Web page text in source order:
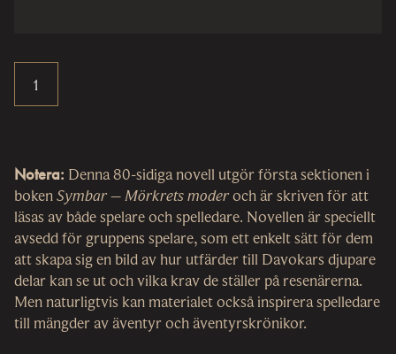
Notera: Denna 80-sidiga novell utgör första sektionen i
bokenSymbar – Mörkrets moderoch är skriven för att
läsas av både spelare och spelledare. Novellen är speciellt
avsedd för gruppens spelare, som ett enkelt sätt för dem
att skapa sig en bild av hur utfärder till Davokars djupare
delar kan se ut och vilka krav de ställer på resenärerna.
Men naturligtvis kan materialet också inspirera spelledare
till mängder av äventyr och äventyrskrönikor.